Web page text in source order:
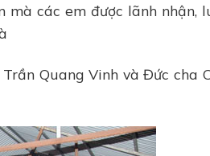
mà các em được lãnh nhận,
Quang Vinh và Đức cha